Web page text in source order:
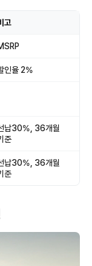
고
인율 2%
납30%, 36개월
준
납30%, 36개월
준